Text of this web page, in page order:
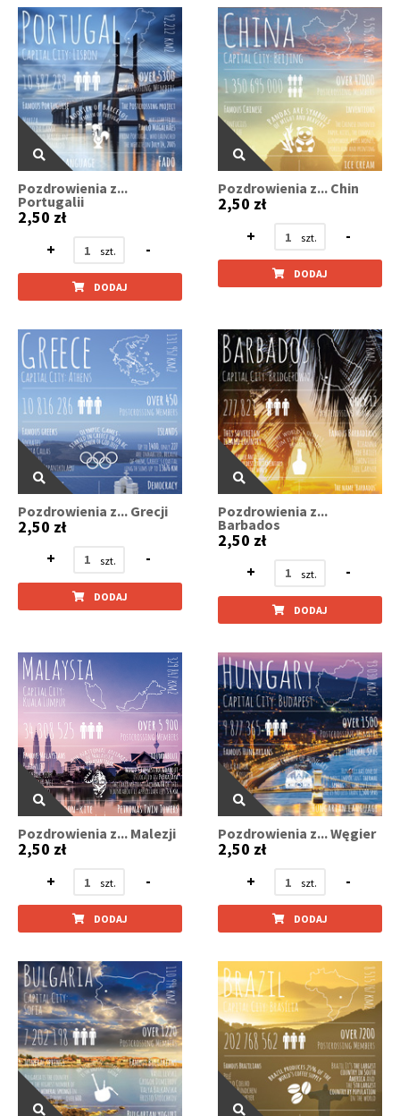
Pozdrowienia z...
Portugalii
2,50 zł
+
-
DODAJ
Pozdrowienia z... Chin
2,50 zł
+
-
DODAJ
Pozdrowienia z... Grecji
2,50 zł
+
-
DODAJ
Pozdrowienia z...
Barbados
2,50 zł
+
-
DODAJ
Pozdrowienia z... Malezji
2,50 zł
+
-
DODAJ
Pozdrowienia z... Węgier
2,50 zł
+
-
DODAJ